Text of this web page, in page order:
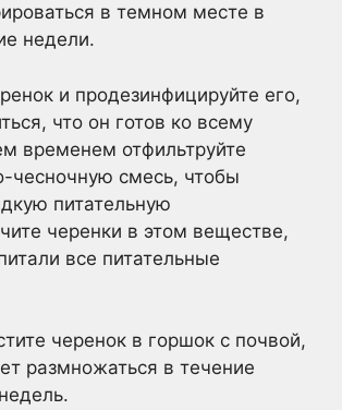
в темном месте в
недели.
и продезинфицируйте его,
что он готов ко всему
временем отфильтруйте
чесночную смесь, чтобы
питательную
черенки в этом веществе,
все питательные
черенок в горшок с почвой,
размножаться в течение